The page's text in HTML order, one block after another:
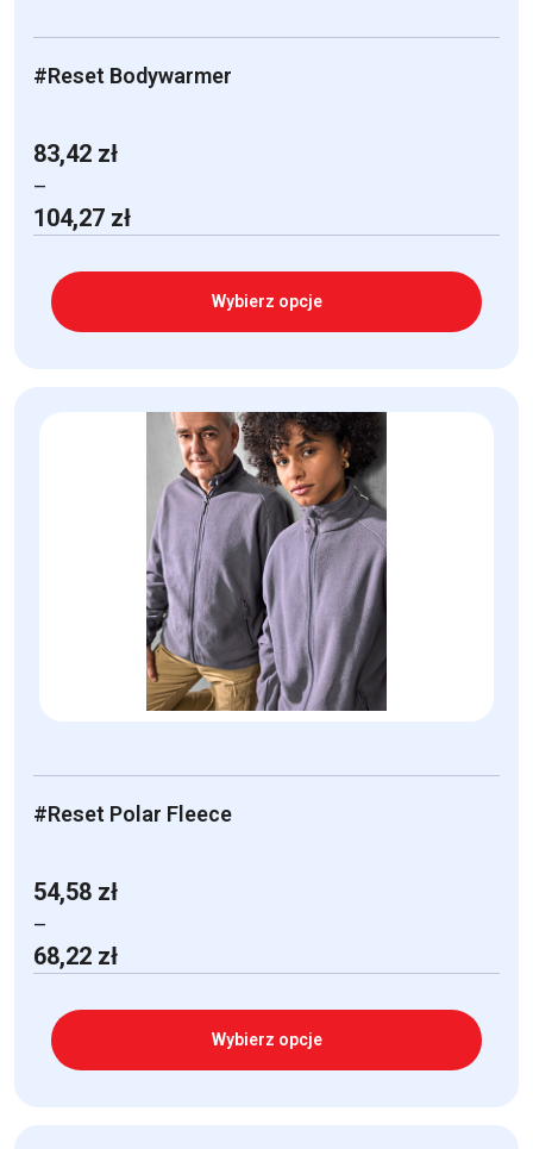
#Reset Bodywarmer
83,42 zł
–
104,27 zł
cen:
83,42 zł
Wybierz opcje
#Reset Polar Fleece
54,58 zł
–
68,22 zł
cen:
54,58 zł
Wybierz opcje